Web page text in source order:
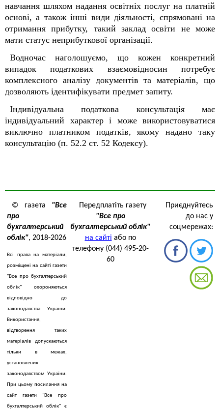
навчання шляхом надання освітніх послуг на платній
основі, а також інші види діяльності, спрямовані на
отримання прибутку, такий заклад освіти не може
мати статус неприбуткової організації.
Водночас наголошуємо, що кожен конкретний
випадок податкових взаємовідносин потребує
комплексного аналізу документів та матеріалів, що
дозволяють ідентифікувати предмет запиту.
Індивідуальна податкова консультація має
індивідуальний характер і може використовуватися
виключно платником податків, якому надано таку
консультацію (п. 52.2 ст. 52 Кодексу).
© газета "Все
про
бухгалтерський
облік", 2018-2026
Всі права на матеріали,
розміщені на сайті газети
"Все про бухгалтерський
облік" охороняються
відповідно до
законодавства України.
Використання,
відтворення таких
матеріалів допускаються
тільки в межах,
установлених
законодавством України.
При цьому посилання на
сайт газети "Все про
бухгалтерський облік" є
Передплатіть газету
"Все про
бухгалтерський облік"
на сайті або по
телефону (044) 495-20-
60
Приєднуйтесь
до нас у
соцмережах: